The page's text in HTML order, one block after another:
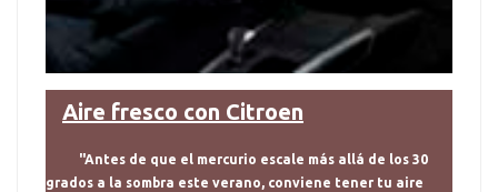
Aire fresco con Citroen
"Antes de que el mercurio escale más allá de los 30
grados a la sombra este verano, conviene tener tu aire